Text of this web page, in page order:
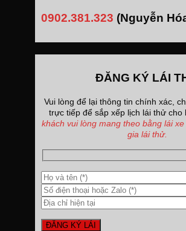
0902.381.323 (Nguyễn
ĐĂNG KÝ LÁI
Vui lòng để lại thông tin chính xác,
trực tiếp để sắp xếp lịch lái thử cho
khách vui lòng mang theo bằng lái
gia lái thử.